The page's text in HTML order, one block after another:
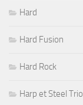
Hard
Hard Fusion
Hard Rock
Harp et Steel Trio